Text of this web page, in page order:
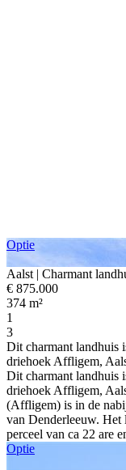
Optie
Aalst | Charmant
€ 875.000
374 m²
1
3
Dit charmant landhuis
driehoek Affligem,
Dit charmant landhuis
driehoek Affligem,
(Affligem) is in de
van Denderleeuw. Het
perceel van ca 22 are
Optie